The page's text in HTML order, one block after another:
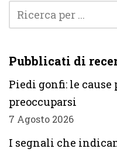
Pubblicati di
Piedi gonfi: le
preoccuparsi
7 Agosto 2026
I segnali che